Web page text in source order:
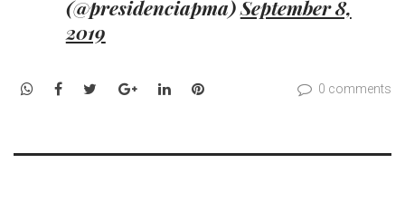
(@presidenciapma)September 8,
2019
WhatsApp
Facebook
TwitterGoogle+LinkedInPinterest 0 comments